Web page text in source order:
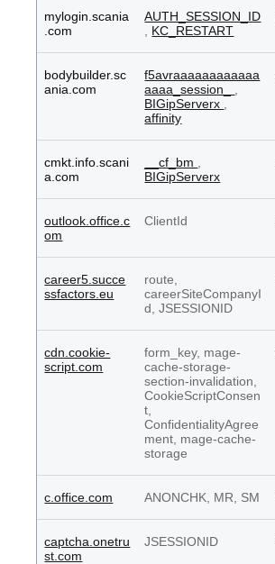
mylogin.scania
.com
AUTH_SESSION_ID
KC_RESTART
bodybuilder.sc
ania.com
f5avraaaaaaaaaaaa
aaaa_session_
BIGipServerx
affinity
cmkt.info.scani
a.com
__cf_bm
BIGipServerx
outlook.office.c
om
ClientId
career5.succe
ssfactors.eu
route,
careerSiteCompanyI
d, JSESSIONID
cdn.cookie-
script.com
form_key, mage-
cache-storage-
section-invalidation,
CookieScriptConsen
t,
ConfidentialityAgree
ment, mage-cache-
storage
c.office.com ANONCHK, MR, SM
captcha.onetru
st.com
JSESSIONID